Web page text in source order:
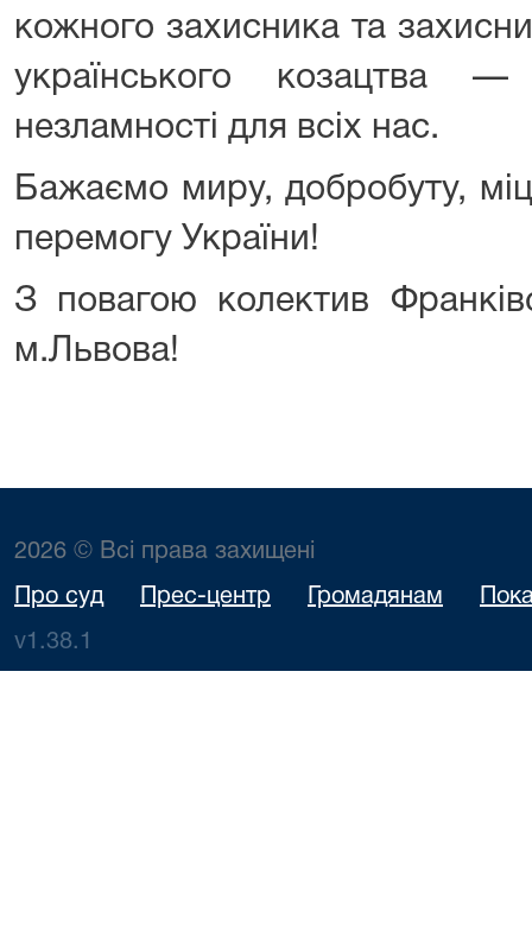
кожного захисника та
українського козацтва
незламності для всіх нас.
Бажаємо миру, добробуту,
перемогу України!
З повагою колектив
м.Львова!
2026 © Всі права захищені
Про суд Прес-центр Громадянам
v1.38.1